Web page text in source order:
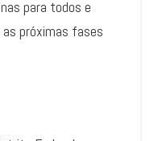
para todos e
próximas fases